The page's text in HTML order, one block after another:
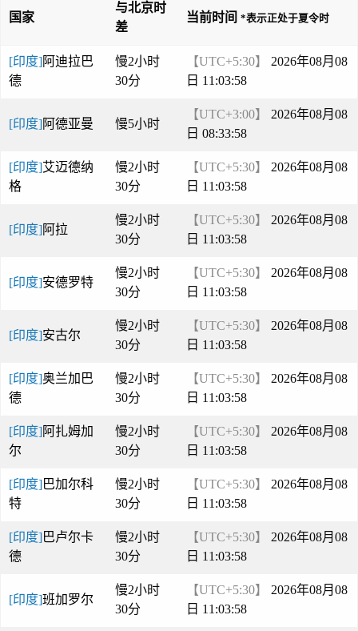
国家
与北京时
差
当前时间 *表示正处于夏令时
[印度]阿迪拉巴
德
慢2小时
30分
【UTC+5:30】
2026年08月08
日 11:03:58
[印度]阿德亚曼 慢5小时
【UTC+3:00】
2026年08月08
日 08:33:58
[印度]艾迈德纳
格
慢2小时
30分
【UTC+5:30】
2026年08月08
日 11:03:58
[印度]阿拉
慢2小时
30分
【UTC+5:30】
2026年08月08
日 11:03:58
[印度]安德罗特
慢2小时
30分
【UTC+5:30】
2026年08月08
日 11:03:58
[印度]安古尔
慢2小时
30分
【UTC+5:30】
2026年08月08
日 11:03:58
[印度]奥兰加巴
德
慢2小时
30分
【UTC+5:30】
2026年08月08
日 11:03:58
[印度]阿扎姆加
尔
慢2小时
30分
【UTC+5:30】
2026年08月08
日 11:03:58
[印度]巴加尔科
特
慢2小时
30分
【UTC+5:30】
2026年08月08
日 11:03:58
[印度]巴卢尔卡
德
慢2小时
30分
【UTC+5:30】
2026年08月08
日 11:03:58
[印度]班加罗尔
慢2小时
30分
【UTC+5:30】
2026年08月08
日 11:03:58